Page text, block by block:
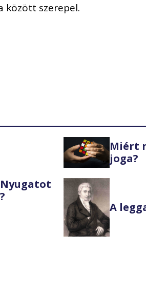
között szerepel.
Miért
joga?
A